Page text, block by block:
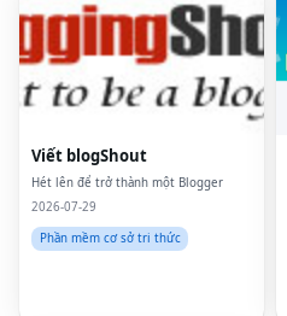
Viết blogShout
Hét lên để trở thành một Blogger
2026-07-29
Phần mềm cơ sở tri thức